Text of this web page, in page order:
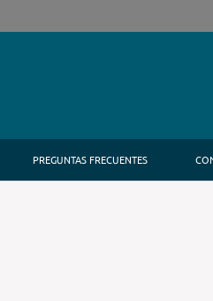
PREGUNTAS FRECUENTES